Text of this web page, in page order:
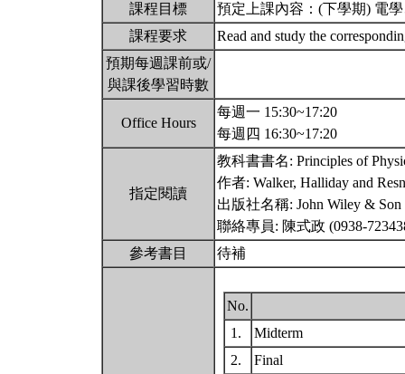
課程目標
預定上課內容：(下學期) 電
課程要求
Read and study the
預期每週課前或/
與課後學習時數
Office Hours
每週一 15:30~17:20
每週四 16:30~17:20
指定閱讀
教科書書名: Principles of
作者: Walker, Halliday and
出版社名稱: John Wiley &
聯絡專員: 陳式政 (0938-
參考書目
待補
No.
1.
Midterm
2.
Final